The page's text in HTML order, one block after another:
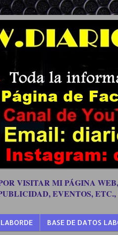
VISITAR MI PÁGINA
EVENTOS,
BASE DE DATOS